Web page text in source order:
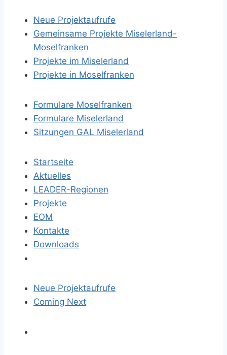
Neue Projektaufrufe
Gemeinsame Projekte Miselerland-
Moselfranken
Projekte im Miselerland
Projekte in Moselfranken
Formulare Moselfranken
Formulare Miselerland
Sitzungen GAL Miselerland
Startseite
Aktuelles
LEADER-Regionen
Projekte
EOM
Kontakte
Downloads
Neue Projektaufrufe
Coming Next